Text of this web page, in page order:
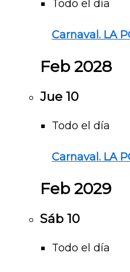
Todo el día
Carnaval. LA
Feb 2028
Jue 10
Todo el día
Carnaval. LA
Feb 2029
Sáb 10
Todo el día